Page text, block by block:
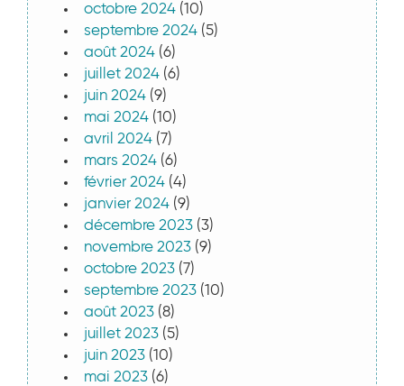
octobre 2024 (10)
septembre 2024 (5)
août 2024 (6)
juillet 2024 (6)
juin 2024 (9)
mai 2024 (10)
avril 2024 (7)
mars 2024 (6)
février 2024 (4)
janvier 2024 (9)
décembre 2023 (3)
novembre 2023 (9)
octobre 2023 (7)
septembre 2023 (10)
août 2023 (8)
juillet 2023 (5)
juin 2023 (10)
mai 2023 (6)